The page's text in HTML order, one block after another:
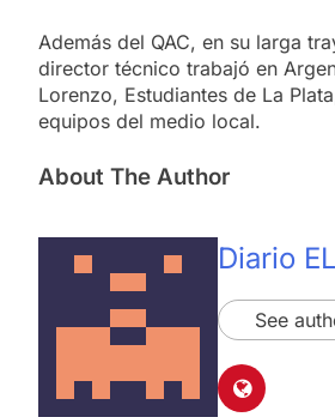
Además del QAC, en su larga
director técnico trabajó en
Lorenzo, Estudiantes de La
equipos del medio local.
About The Author
Diario
See